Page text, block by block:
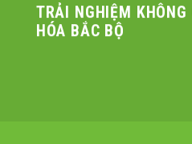
TRẢI NGHIỆM KHÔNG
HÓA BẮC BỘ